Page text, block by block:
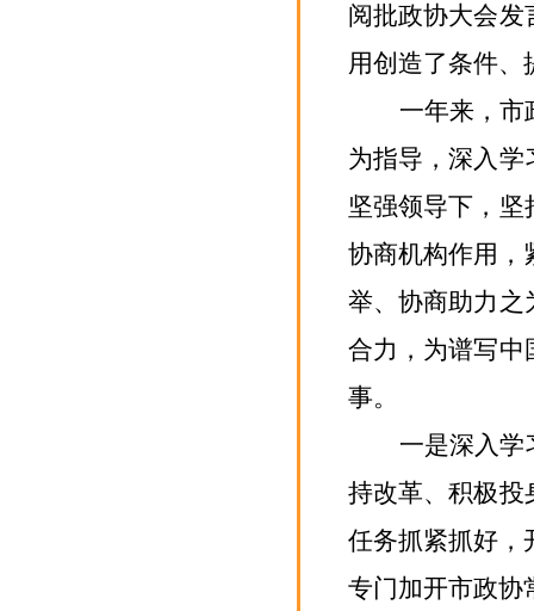
阅批政协大会发
用创造了条件、
一年来，市
为指导，深入学
坚强领导下，
协商机构作用，
举、协商助力之
合力，为谱写中
事。
一是深入学
持改革、积极投
任务抓紧抓好 ，
专门加开市政协